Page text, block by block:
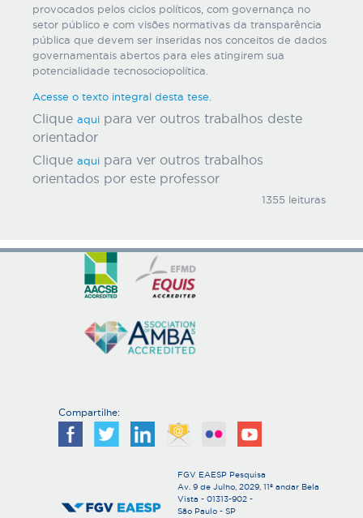
provocados pelos ciclos políticos, com governança no
setor público e com visões normativas da transparência
pública que devem ser inseridas nos conceitos de dados
governamentais abertos para eles atingirem sua
potencialidade tecnosociopolítica.
Acesse o texto integral desta tese.
Clique aqui para ver outros trabalhos deste
orientador
Clique aqui para ver outros trabalhos
orientados por este professor
1355 leituras
Compartilhe:
FGV EAESP Pesquisa
Av. 9 de Julho, 2029, 11º andar Bela
Vista - 01313-902 -
São Paulo - SP